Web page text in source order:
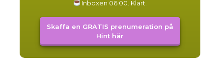
Inboxen 06:00. Klart.
Skaffa en GRATIS prenumeration på
Hint här